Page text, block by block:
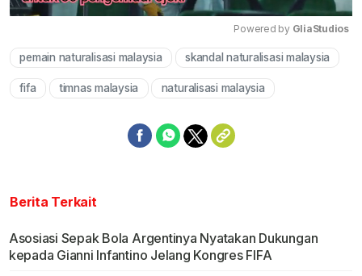
Mute
Powered by GliaStudios
pemain naturalisasi malaysia skandal naturalisasi malaysia
fifa timnas malaysia naturalisasi malaysia
Berita Terkait
Asosiasi Sepak Bola Argentinya Nyatakan Dukungan
kepada Gianni Infantino Jelang Kongres FIFA